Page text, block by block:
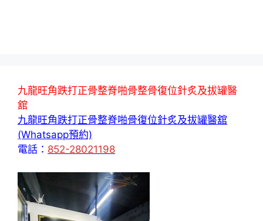
九龍旺角跌打正骨整脊啪骨整骨復位針炙及拔罐醫
舘
九龍旺角跌打正骨整脊啪骨復位針炙及拔罐醫舘
(Whatsapp預約)
電話： 852-28021198